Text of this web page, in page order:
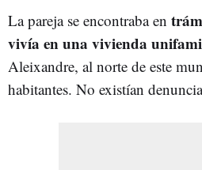
La pareja se encontraba en
vivía en una vivienda
Aleixandre, al norte de este
habitantes. No existían